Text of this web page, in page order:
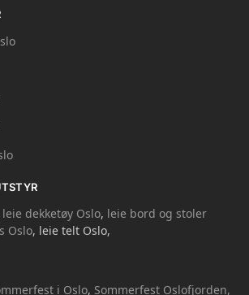
leie dekketøy Oslo, leie bord og stoler
Oslo, leie telt Oslo,
i Oslo, Sommerfest Oslofjorden,